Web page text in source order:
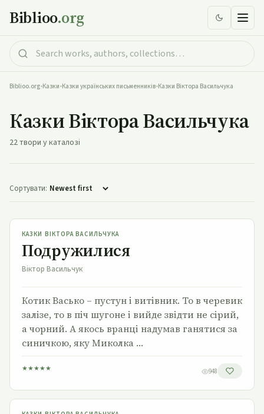
Biblioo.org
Biblioo.org•Казки•Казки українських письменників•Казки Віктора Васильчука
Казки Віктора Васильчука
22 твори у каталозі
Сортувати:
Подружилися
КАЗКИ ВІКТОРА ВАСИЛЬЧУКА
Подружилися
Віктор Васильчук
Котик Васько – пустун і витівник. То в черевик
залізе, то в піч шугоне і вийде звідти не сірий,
а чорний. А якось вранці надумав ганятися за
синичкою, яку Миколка …
★★★★★ 948
Гостини